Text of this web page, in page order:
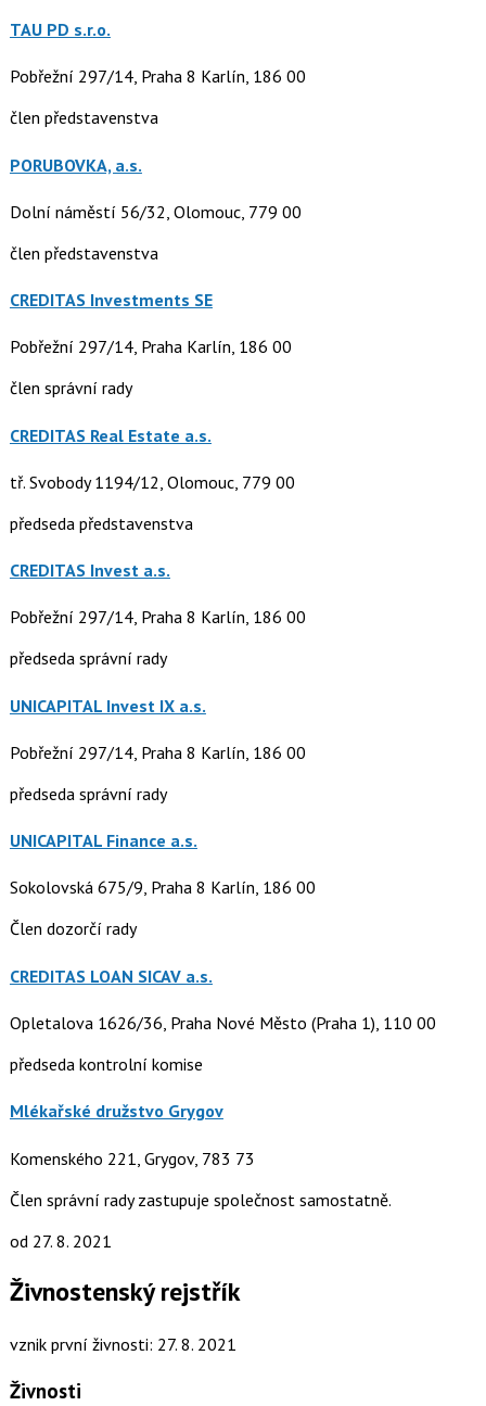
TAU PD s.r.o.
Pobřežní 297/14, Praha 8 Karlín, 186 00
člen představenstva
PORUBOVKA, a.s.
Dolní náměstí 56/32, Olomouc, 779 00
člen představenstva
CREDITAS Investments SE
Pobřežní 297/14, Praha Karlín, 186 00
člen správní rady
CREDITAS Real Estate a.s.
tř. Svobody 1194/12, Olomouc, 779 00
předseda představenstva
CREDITAS Invest a.s.
Pobřežní 297/14, Praha 8 Karlín, 186 00
předseda správní rady
UNICAPITAL Invest IX a.s.
Pobřežní 297/14, Praha 8 Karlín, 186 00
předseda správní rady
UNICAPITAL Finance a.s.
Sokolovská 675/9, Praha 8 Karlín, 186 00
Člen dozorčí rady
CREDITAS LOAN SICAV a.s.
Opletalova 1626/36, Praha Nové Město (Praha 1), 110 00
předseda kontrolní komise
Mlékařské družstvo Grygov
Komenského 221, Grygov, 783 73
Člen správní rady zastupuje společnost samostatně.
od 27. 8. 2021
Živnostenský rejstřík
vznik první živnosti: 27. 8. 2021
Živnosti